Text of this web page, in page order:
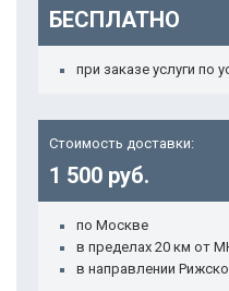
БЕСПЛАТНО
при заказе услуги по
Стоимость доставки:
1 500 руб.
по Москве
в пределах 20 км от
в направлении